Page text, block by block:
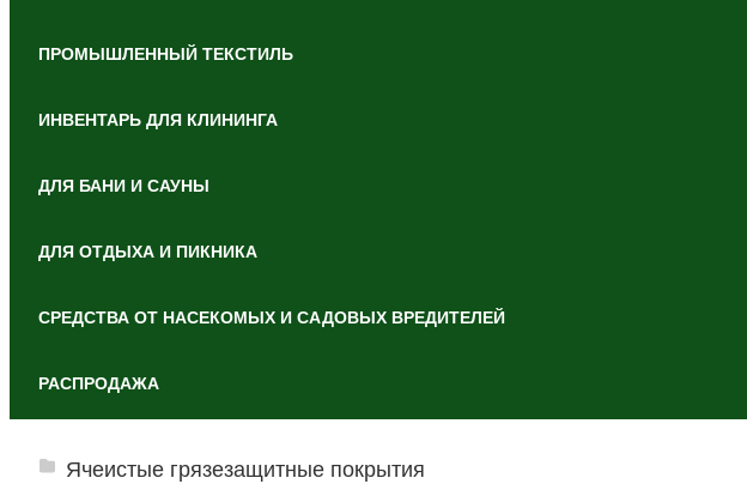
ПРОМЫШЛЕННЫЙ ТЕКСТИЛЬ
ИНВЕНТАРЬ ДЛЯ КЛИНИНГА
ДЛЯ БАНИ И САУНЫ
ДЛЯ ОТДЫХА И ПИКНИКА
СРЕДСТВА ОТ НАСЕКОМЫХ И САДОВЫХ ВРЕДИТЕЛЕЙ
РАСПРОДАЖА
Ячеистые грязезащитные покрытия